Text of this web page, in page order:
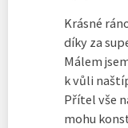
Krásné
díky za
Málem
k vůli
Přítel vše
mohu